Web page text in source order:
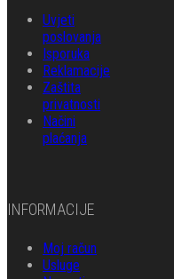
Uvjeti
poslovanja
Isporuka
Reklamacije
Zaštita
privatnosti
Načini
plaćanja
INFORMACIJE
Moj račun
Usluge